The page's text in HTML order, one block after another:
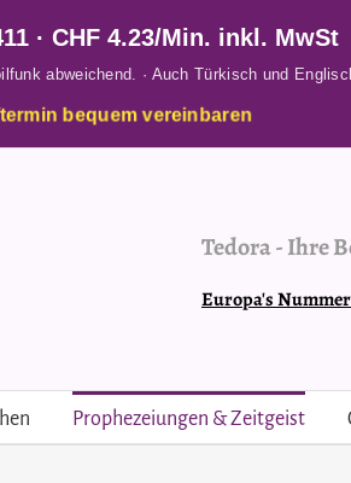
· CHF 4.23/Min. inkl. MwSt
abweichend. · Auch Türkisch und
bequem vereinbaren
Tedora-Ihre
Europa's
Prophezeiungen & Zeitgeist